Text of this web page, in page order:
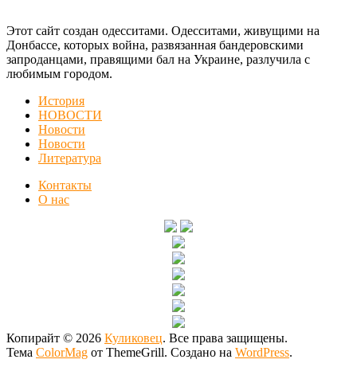
Этот сайт создан одесситами. Одесситами, живущими на
Донбассе, которых война, развязанная бандеровскими
запроданцами, правящими бал на Украине, разлучила с
любимым городом.
История
НОВОСТИ
Новости
Новости
Литература
Контакты
О нас
Копирайт © 2026 Куликовец. Все права защищены.
Тема ColorMag от ThemeGrill. Создано на WordPress.